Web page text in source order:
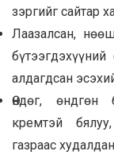
зэргийг сайтар
Лаазалсан,
алдагдсан
Өндөг, өндгөн
кремтэй
газраас